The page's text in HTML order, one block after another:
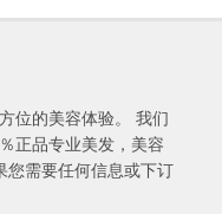
位的美容体验。 我们
正品专业美发，美容
您需要任何信息或下订